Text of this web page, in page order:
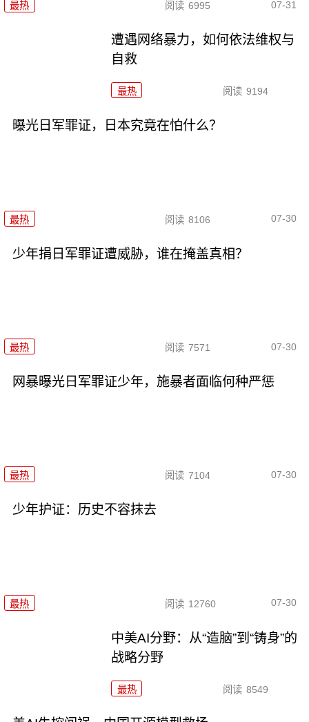
最热 阅读 6995 07-31
遭遇网络暴力，如何依法维权与
自救
最热 阅读 9194
曝光日军罪证，日本究竟在怕什么？
最热 阅读 8106 07-30
少年捐日军罪证遭威胁，谁在掩盖真相？
最热 阅读 7571 07-30
网暴曝光日军罪证少年，施暴者面临何种严惩
最热 阅读 7104 07-30
少年护证：历史不容抹去
最热 阅读 12760 07-30
中美AI分野：从“造脑”到“铸身”的
战略分野
最热 阅读 8549